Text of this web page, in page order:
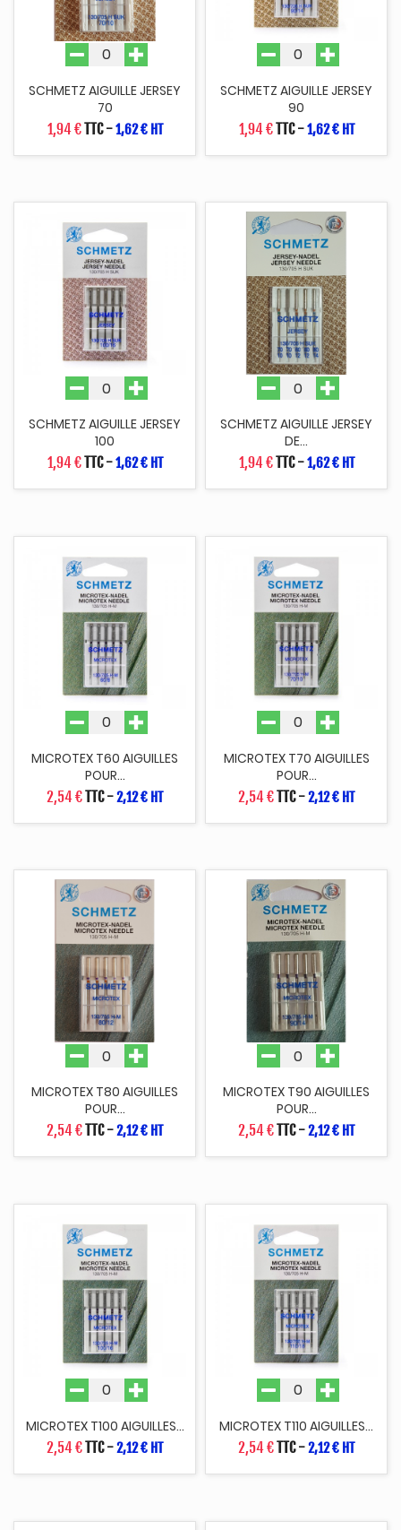
SCHMETZ AIGUILLE JERSEY
70
1,94 €TTC-1,62 € HT
SCHMETZ AIGUILLE JERSEY
90
1,94 €TTC-1,62 € HT
SCHMETZ AIGUILLE JERSEY
100
1,94 €TTC-1,62 € HT
SCHMETZ AIGUILLE JERSEY
DE...
1,94 €TTC-1,62 € HT
MICROTEX T60 AIGUILLES
POUR...
2,54 €TTC-2,12 € HT
MICROTEX T70 AIGUILLES
POUR...
2,54 €TTC-2,12 € HT
MICROTEX T80 AIGUILLES
POUR...
2,54 €TTC-2,12 € HT
MICROTEX T90 AIGUILLES
POUR...
2,54 €TTC-2,12 € HT
MICROTEX T100 AIGUILLES...
2,54 €TTC-2,12 € HT
MICROTEX T110 AIGUILLES...
2,54 €TTC-2,12 € HT